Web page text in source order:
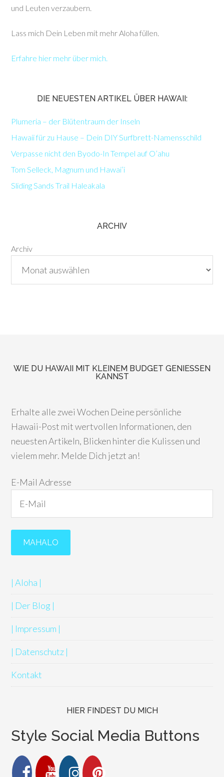
und Leuten verzaubern.
Lass mich Dein Leben mit mehr Aloha füllen.
Erfahre hier mehr über mich.
DIE NEUESTEN ARTIKEL ÜBER HAWAII:
Plumeria – der Blütentraum der Inseln
Hawaii für zu Hause – Dein DIY Surfbrett-Namensschild
Verpasse nicht den Byodo-In Tempel auf O’ahu
Tom Selleck, Magnum und Hawai’i
Sliding Sands Trail Haleakala
ARCHIV
Archiv
WIE DU HAWAII MIT KLEINEM BUDGET GENIESSEN K
ANNST
Erhalte alle zwei Wochen Deine persönliche
Hawaii-Post mit wertvollen Informationen, den
neuesten Artikeln, Blicken hinter die Kulissen und
vielem mehr. Melde Dich jetzt an!
E-Mail Adresse
| Aloha |
| Der Blog |
| Impressum |
| Datenschutz |
Kontakt
HIER FINDEST DU MICH
Style Social Media Buttons